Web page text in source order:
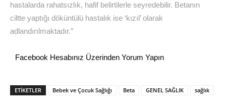
hastalarda rahatsızlık, hafif belirtilerle seyredebilir. Betanın
ciltte yaptığı döküntülü hastalık ise ‘kızıl’ olarak
adlandırılmaktadır.”
Facebook Hesabınız Üzerinden Yorum Yapın
ETİKETLER Bebek ve Çocuk Sağlığı Beta GENEL SAĞLIK sağlık